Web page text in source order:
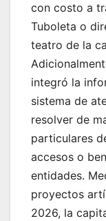
con costo a
Tuboleta o
teatro de la
integró la
sistema de
resolver de
particulares
accesos o
entidades.
proyectos
2026, la